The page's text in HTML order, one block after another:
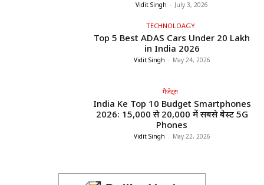
Vidit Singh - July 3, 2026
TECHNOLOAGY
Top 5 Best ADAS Cars Under ₹20 Lakh
in India 2026
Vidit Singh - May 24, 2026
गैजेट्स
India Ke Top 10 Budget Smartphones
2026: ₹15,000 से ₹20,000 में सबसे बेस्ट 5G
Phones
Vidit Singh - May 22, 2026